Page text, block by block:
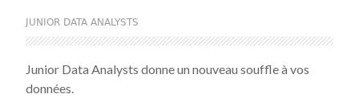
JUNIOR DATA ANALYSTS
Junior Data Analysts donne un nouveau souffle à vos
données.